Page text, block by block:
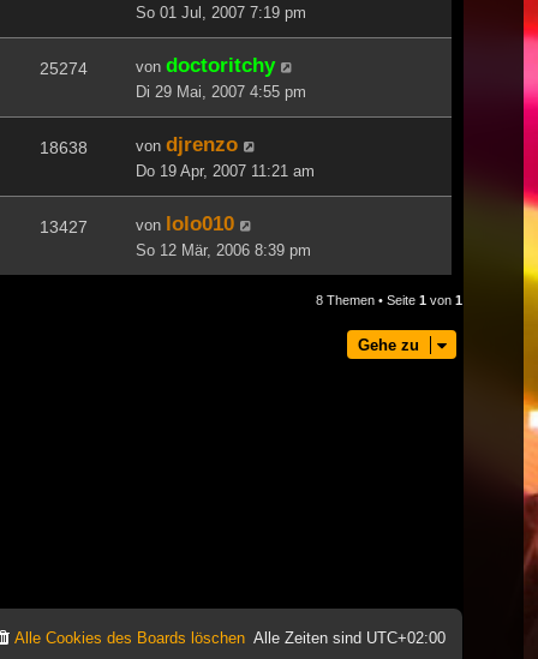
So 01 Jul, 2007 7:19 pm
25274 von doctoritchy
Di 29 Mai, 2007 4:55 pm
18638 von djrenzo
Do 19 Apr, 2007 11:21 am
13427 von lolo010
So 12 Mär, 2006 8:39 pm
8 Themen • Seite 1 von 1
Gehe zu
Alle Zeiten sind UTC+02:00
Alle Cookies des Boards löschen